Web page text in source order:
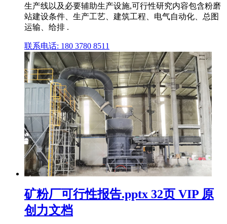
生产线以及必要辅助生产设施,可行性研究内容包含粉磨
站建设条件、生产工艺、建筑工程、电气自动化、总图
运输、给排 .
联系电话: 180 3780 8511
矿粉厂可行性报告.pptx 32页 VIP 原
创力文档